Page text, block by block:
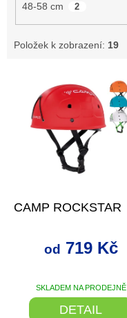
48-58 cm 2
Položek k zobrazení: 19
CAMP ROCKSTAR
SKLADEM NA PRODEJNĚ
od 719 Kč
DETAIL